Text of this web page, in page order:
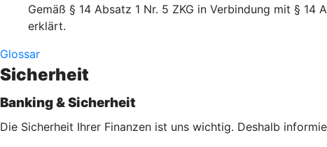
Gemäß § 14 Absatz 1 Nr. 5 ZKG in Verbindung mit §
erklärt.
Glossar
Sicherheit
Banking & Sicherheit
Die Sicherheit Ihrer Finanzen ist uns wichtig. Deshalb